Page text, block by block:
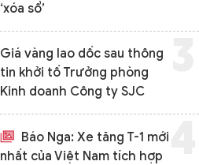
‘xóa sổ’
Giá vàng lao dốc sau thông
tin khởi tố Trưởng phòng
Kinh doanh Công ty SJC
Báo Nga: Xe tăng T-1 mới
nhất của Việt Nam tích hợp